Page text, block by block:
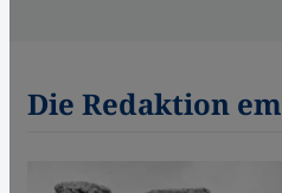
Die Redaktion